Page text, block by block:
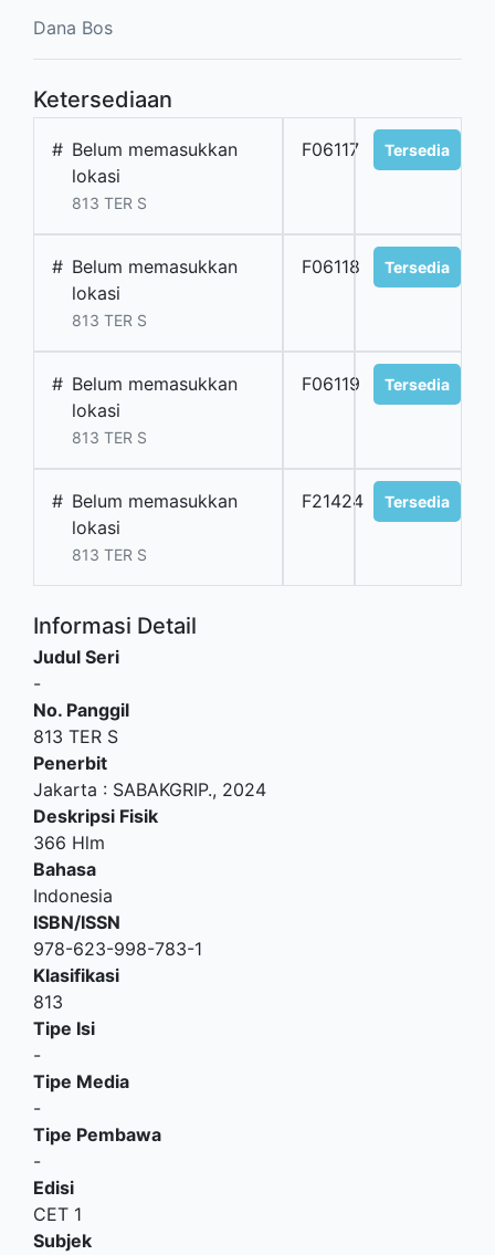
Dana Bos
Ketersediaan
# Belum memasukkan
lokasi
813 TER S
F06117 Tersedia
# Belum memasukkan
lokasi
813 TER S
F06118 Tersedia
# Belum memasukkan
lokasi
813 TER S
F06119 Tersedia
# Belum memasukkan
lokasi
813 TER S
F21424 Tersedia
Informasi Detail
Judul Seri
-
No. Panggil
813 TER S
Penerbit
Jakarta : SABAKGRIP., 2024
Deskripsi Fisik
366 Hlm
Bahasa
Indonesia
ISBN/ISSN
978-623-998-783-1
Klasifikasi
813
Tipe Isi
-
Tipe Media
-
Tipe Pembawa
-
Edisi
CET 1
Subjek